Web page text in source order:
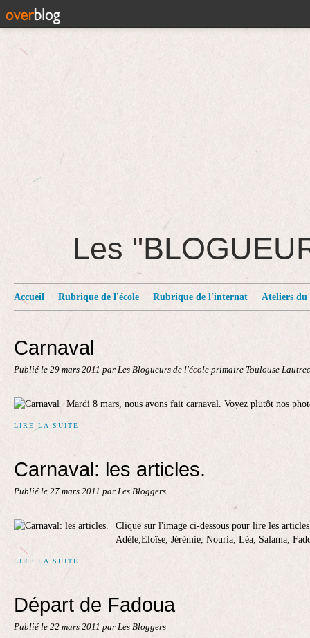
Les
Accueil Rubrique de l'école Rubrique de l'internat Ateliers du
Carnaval
Publié le 29 mars 2011 par Les Blogueurs de l'école primaire Toulouse
Mardi 8 mars, nous avons fait carnaval. Voyez plutôt nos
LIRE LA SUITE
Carnaval: les articles.
Publié le 27 mars 2011 par Les Bloggers
Clique sur l'image ci-dessous pour lire les
Adèle,Eloïse, Jérémie, Nouria, Léa, Salama,
LIRE LA SUITE
Départ de Fadoua
Publié le 22 mars 2011 par Les Bloggers